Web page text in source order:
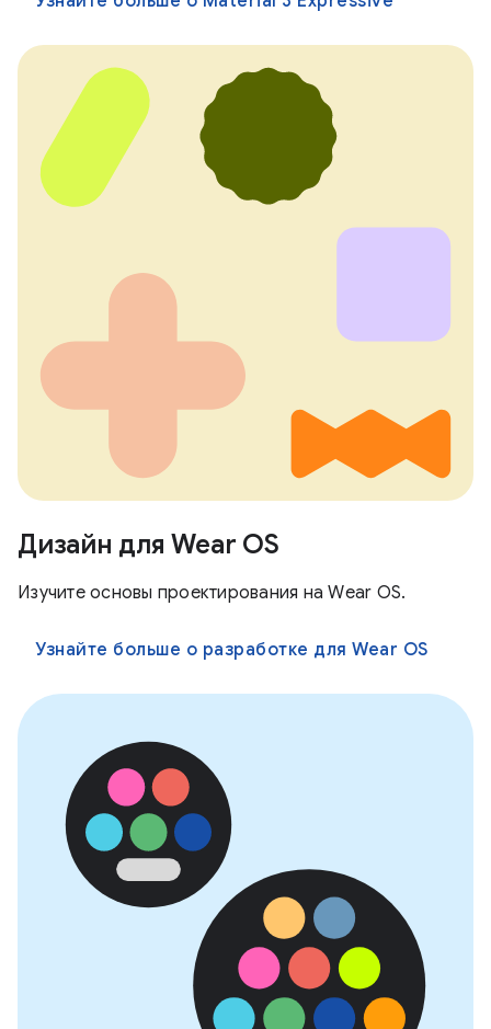
Дизайн для Wear OS
Изучите основы проектирования на Wear OS.
Узнайте больше о разработке для Wear OS